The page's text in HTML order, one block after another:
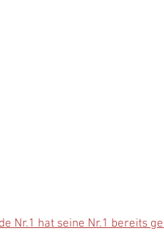
Nr.1 hat seine Nr.1 bereits